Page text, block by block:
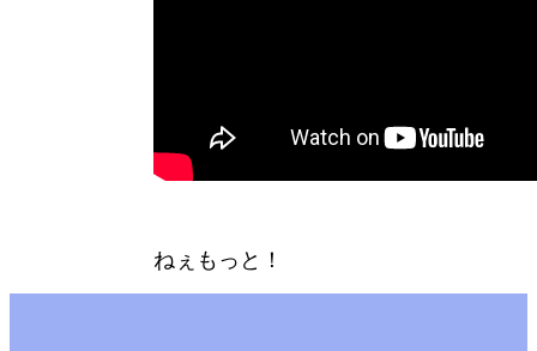
ねぇもっと！